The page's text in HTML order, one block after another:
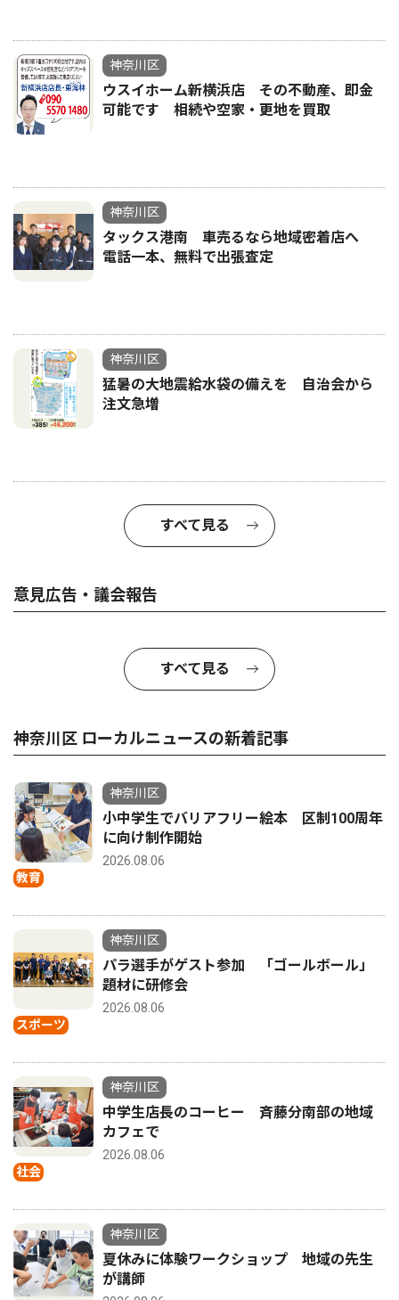
神奈川区
ウスイホーム新横浜店 その不動産、即金
可能です 相続や空家・更地を買取
神奈川区
タックス港南 車売るなら地域密着店へ
電話一本、無料で出張査定
神奈川区
猛暑の大地震給水袋の備えを 自治会から
注文急増
すべて見る
意見広告・議会報告
すべて見る
神奈川区 ローカルニュースの新着記事
教育
神奈川区
小中学生でバリアフリー絵本 区制100周年
に向け制作開始
2026.08.06
スポーツ
神奈川区
パラ選手がゲスト参加 「ゴールボール」
題材に研修会
2026.08.06
社会
神奈川区
中学生店長のコーヒー 斉藤分南部の地域
カフェで
2026.08.06
神奈川区
夏休みに体験ワークショップ 地域の先生
が講師